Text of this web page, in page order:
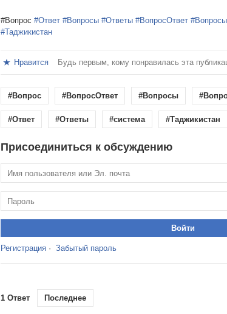
#Вопрос #Ответ #Вопросы #Ответы #ВопросОтвет
#Таджикистан
Нравится Будь первым, кому понравилась эта
#Вопрос #ВопросОтвет #Вопросы
#Ответ #Ответы #система #Таджикистан
Присоединиться к обсуждению
Регистрация · Забытый пароль
1 Ответ Последнее